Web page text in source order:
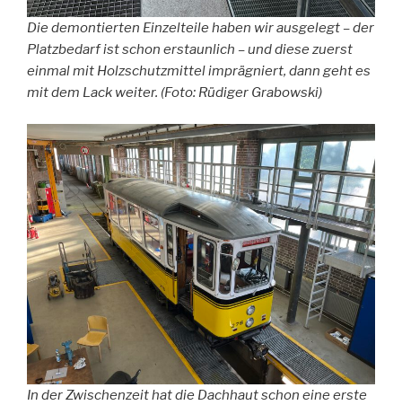
Die demontierten Einzelteile haben wir ausgelegt – der
Platzbedarf ist schon erstaunlich – und diese zuerst
einmal mit Holzschutzmittel imprägniert, dann geht es
mit dem Lack weiter. (Foto: Rüdiger Grabowski)
In der Zwischenzeit hat die Dachhaut schon eine erste